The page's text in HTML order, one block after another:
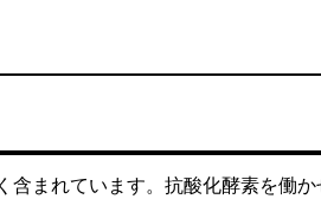
まれています。抗酸化酵素を働